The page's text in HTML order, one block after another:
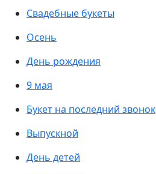
Свадебные букеты
Осень
День рождения
9 мая
Букет на последний звонок
Выпускной
День детей